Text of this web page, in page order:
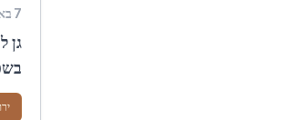
7 באוגוסט בשעה 10:30
גן